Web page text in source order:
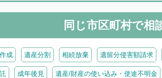
同じ市区町村で相
成 遺産分割 相続放棄 遺留分侵害額請求
成年後見 遺産/財産の使い込み・使途不明金